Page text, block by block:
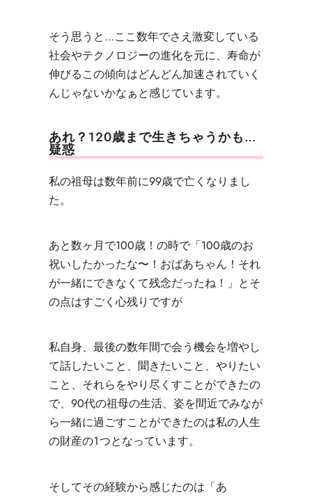
そう思うと…ここ数年でさえ激変している
社会やテクノロジーの進化を元に、寿命が
伸びるこの傾向はどんどん加速されていく
んじゃないかなぁと感じています。
あれ？120歳まで生きちゃうかも…
疑惑
私の祖母は数年前に99歳で亡くなりまし
た。
あと数ヶ月で100歳！の時で「100歳のお
祝いしたかったな〜！おばあちゃん！それ
が一緒にできなくて残念だったね！」とそ
の点はすごく心残りですが
私自身、最後の数年間で会う機会を増やし
て話したいこと、聞きたいこと、やりたい
こと、それらをやり尽くすことができたの
で、90代の祖母の生活、姿を間近でみなが
ら一緒に過ごすことができたのは私の人生
の財産の１つとなっています。
そしてその経験から感じたのは 「あ